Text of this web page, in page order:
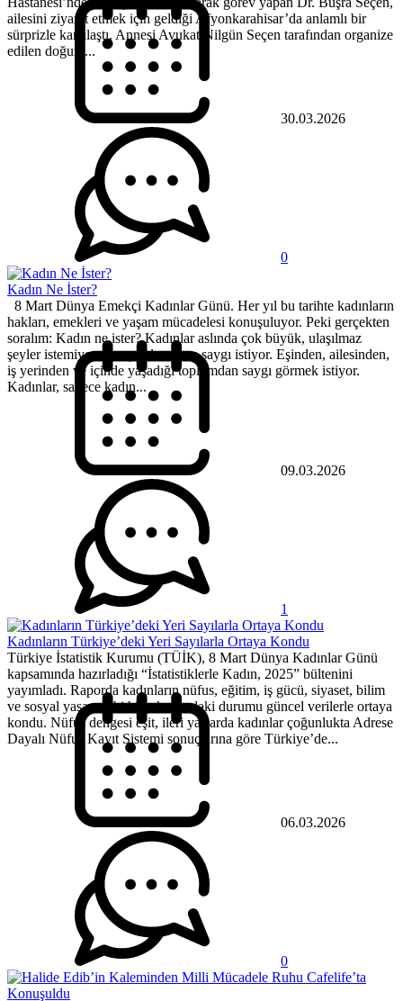
ailesini ziyaret etmek için geldiği Afyonkarahisar’da anlamlı bir
sürprizle karşılaştı. Annesi Avukat Nilgün Seçen tarafından organize
edilen doğum...
30.03.2026
0
Kadın Ne İster?
8 Mart Dünya Emekçi Kadınlar Günü. Her yıl bu tarihte kadınların
hakları, emekleri ve yaşam mücadelesi konuşuluyor. Peki gerçekten
soralım: Kadın ne ister? Kadınlar aslında çok büyük, ulaşılmaz
şeyler istemiyor. Her şeyden önce saygı istiyor. Eşinden, ailesinden,
iş yerinden ve içinde yaşadığı toplumdan saygı görmek istiyor.
Kadınlar, sadece kadın...
09.03.2026
1
Kadınların Türkiye’deki Yeri Sayılarla Ortaya Kondu
Türkiye İstatistik Kurumu (TÜİK), 8 Mart Dünya Kadınlar Günü
kapsamında hazırladığı “İstatistiklerle Kadın, 2025” bültenini
yayımladı. Raporda kadınların nüfus, eğitim, iş gücü, siyaset, bilim
ve sosyal yaşam gibi birçok alandaki durumu güncel verilerle ortaya
kondu. Nüfus dengesi eşit, ileri yaşlarda kadınlar çoğunlukta Adrese
Dayalı Nüfus Kayıt Sistemi sonuçlarına göre Türkiye’de...
06.03.2026
0